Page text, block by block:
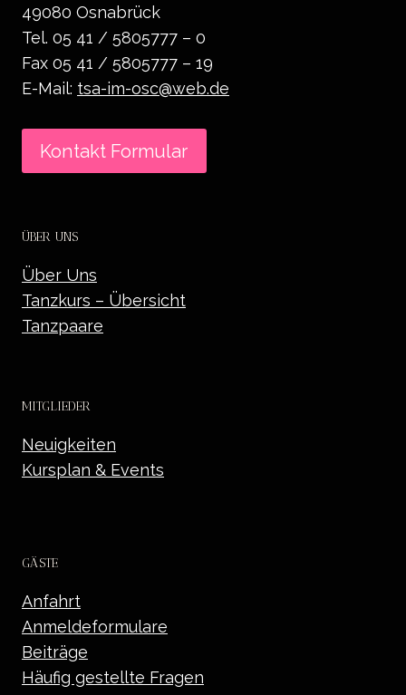
49080 Osnabrück
Tel. 05 41 / 5805777 – 0
Fax 05 41 / 5805777 – 19
E-Mail: tsa-im-osc@web.de
Kontakt Formular
ÜBER UNS
Über Uns
Tanzkurs – Übersicht
Tanzpaare
MITGLIEDER
Neuigkeiten
Kursplan & Events
GÄSTE
Anfahrt
Anmeldeformulare
Beiträge
Häufig gestellte Fragen